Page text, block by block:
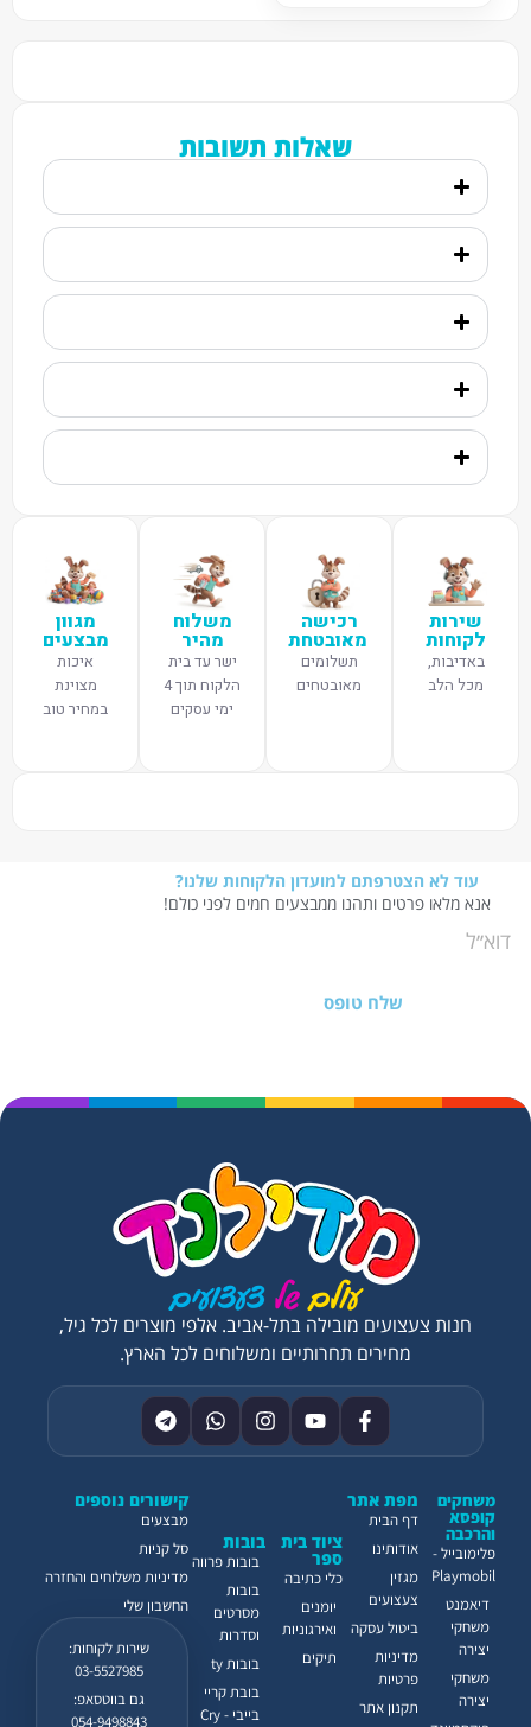
שאלות תשובות
שירות
לקוחות
באדיבות,
מכל הלב
רכישה
מאובטחת
תשלומים
מאובטחים
משלוח
מהיר
ישר עד בית
הלקוח תוך 4
ימי עסקים
מגוון
מבצעים
איכות
מצוינת
במחיר טוב
עוד לא הצטרפתם למועדון הלקוחות שלנו?
אנא מלאו פרטים ותהנו ממבצעים חמים לפני כולם!
שלח טופס
קישורים נוספים
מבצעים
סל קניות
מדיניות משלוחים והחזרה
החשבון שלי
שירות לקוחות:
03-5527985
גם בווטסאפ:
054-9498843
ציוד בית
ספר
כלי כתיבה
יומנים
ואירגוניות
תיקים
בובות
בובות פרווה
בובות
מסרטים
וסדרות
בובות ty
בובת קריי
בייבי - Cry
משחקים
קופסא
והרכבה
פלימובייל -
Playmobil
דיאמנט
משחקי
יצירה
משחקי
יצירה
מפת אתר
דף הבית
אודותינו
מגזין
צעצועים
ביטול עסקה
מדיניות
פרטיות
תקנון אתר
חנות צעצועים מובילה בתל-אביב. אלפי מוצרים לכל גיל,
מחירים תחרותיים ומשלוחים לכל הארץ.